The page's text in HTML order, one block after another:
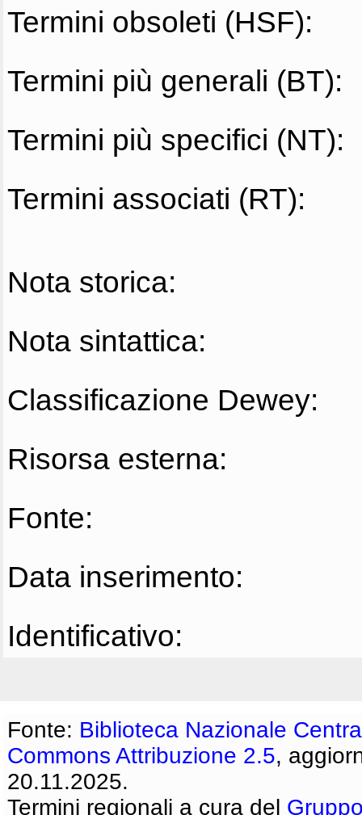
Termini obsoleti (HSF):
Termini più generali (BT):
Termini più specifici (NT):
Termini associati (RT):
Nota storica:
Nota sintattica:
Classificazione Dewey:
Risorsa esterna:
Fonte:
Data inserimento:
Identificativo:
Fonte: Biblioteca Nazionale
Commons Attribuzione 2.5,
20.11.2025.
Termini regionali a cura del